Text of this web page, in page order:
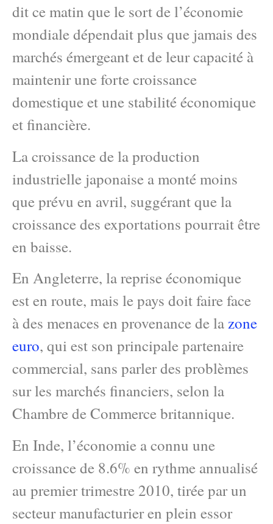
dit ce matin que le sort de l’économie
mondiale dépendait plus que jamais des
marchés émergeant et de leur capacité à
maintenir une forte croissance
domestique et une stabilité économique
et financière.
La croissance de la production
industrielle japonaise a monté moins
que prévu en avril, suggérant que la
croissance des exportations pourrait être
en baisse.
En Angleterre, la reprise économique
est en route, mais le pays doit faire face
à des menaces en provenance de lazone
euro, qui est son principale partenaire
commercial, sans parler des problèmes
sur les marchés financiers, selon la
Chambre de Commerce britannique.
En Inde, l’économie a connu une
croissance de 8.6% en rythme annualisé
au premier trimestre 2010, tirée par un
secteur manufacturier en plein essor